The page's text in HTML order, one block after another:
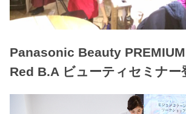
Panasonic Beauty
Red B.A ビューティセミナー